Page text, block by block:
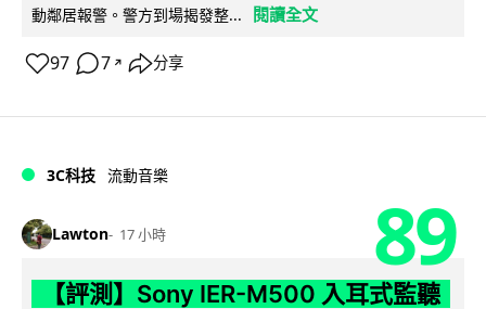
動鄰居報警。警方到場揭發整...
閱讀全文
97 7 ↗ 分享
3C科技 流動音樂
Lawton 17 小時 89
【評測】Sony IER-M500 入耳式監聽